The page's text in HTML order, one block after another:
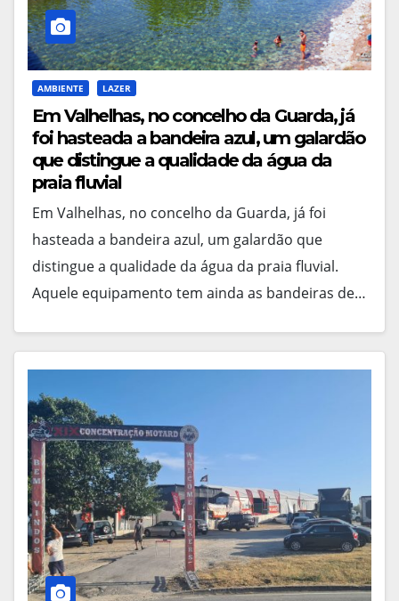
AMBIENTE LAZER
Em Valhelhas, no concelho da Guarda, já
foi hasteada a bandeira azul, um galardão
que distingue a qualidade da água da
praia fluvial
Em Valhelhas, no concelho da Guarda, já foi
hasteada a bandeira azul, um galardão que
distingue a qualidade da água da praia fluvial.
Aquele equipamento tem ainda as bandeiras de…